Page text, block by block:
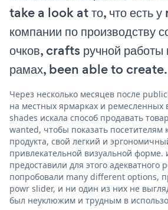
take a look at то, что есть
компании по производству
очков, crafts ручной
рамах, been able to create.
Через несколько месяцев после
на местных ярмарках и ремесленных
shades искала способ продавать
wanted, чтобы показать посетителям
продукта, свой легкий и
привлекательной визуальной форме.
предоставили для этого адекватного
попробовали many different options,
powr slider, и ни один из них не
был неуклюжим и трудным в